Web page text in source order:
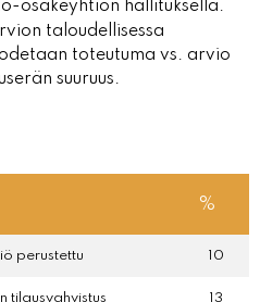
osakeyhtiön hallituksella.
taloudellisessa
toteutuma vs. arvio
suuruus.
%
perustettu 10
tilausvahvistus 13